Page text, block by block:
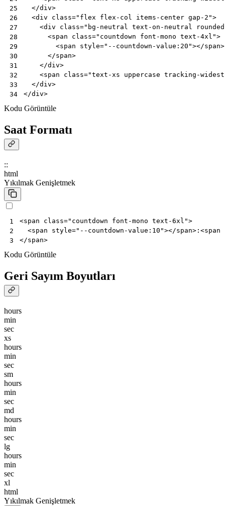
25
26
27
28
29
30
31
32
33
34
</div>
<div class="flex flex-col items-center gap-2">
<div class="bg-neutral text-on-neutral
<span class="countdown font-mono text-4xl">
<span style="--countdown-value:20"></span>
</span>
</div>
<span class="text-xs uppercase tracking-
</div>
</div>
Kodu Görüntüle
Saat Formatı
::
html
Yıkılmak Genişletmek
1
2
3
<span class="countdown font-mono text-6xl">
<span style="--countdown-value:10"></span> : <span
</span>
Kodu Görüntüle
Geri Sayım Boyutları
hours
min
sec
xs
hours
min
sec
sm
hours
min
sec
md
hours
min
sec
lg
hours
min
sec
xl
html
Yıkılmak Genişletmek